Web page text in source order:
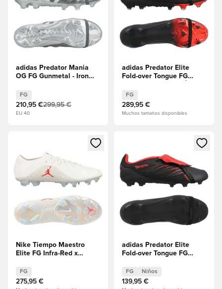
adidas Predator Mania
OG FG Gunmetal - Iron
EDICIÓN LIMITADA
FG
210,95 €299,95 €
EU 40
adidas Predator Elite
Fold-over Tongue FG
LIMITADA
FG
289,95 €
Muchos tamaños disponibles
Abre un modal para iniciar sesión o registrarse como
Nike Tiempo Maestro
Elite FG Infra-Red x
EDICIÓN LIMITADA
FG
275,95 €
Abre un modal para iniciar
adidas Predator Elite
Fold-over Tongue FG
EDICIÓN LIMITADA
FG Niños
139,95 €